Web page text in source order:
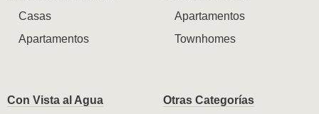
Casas
Apartamentos
Apartamentos
Townhomes
Con Vista al Agua
Otras Categorías